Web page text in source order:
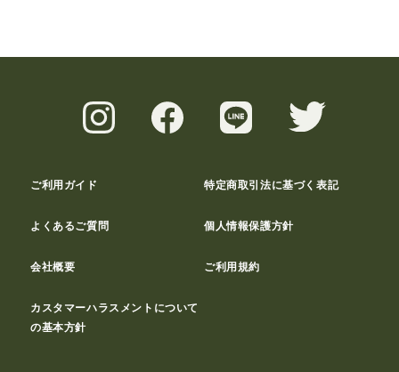
ご利用ガイド 特定商取引法に基づく表記
よくあるご質問 個人情報保護方針
会社概要 ご利用規約
カスタマーハラスメントについて
の基本方針